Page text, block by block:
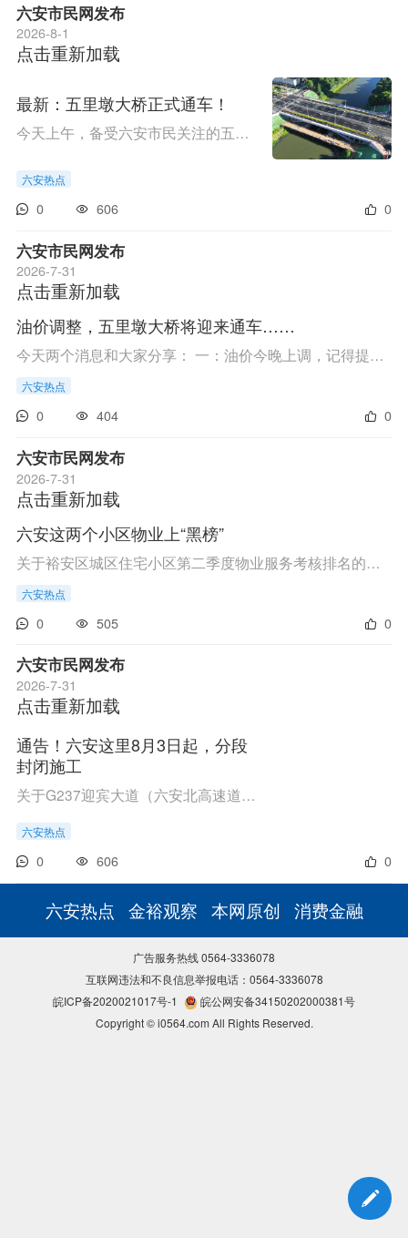
六安市民网发布
2026-8-1
点击重新加载
最新：五里墩大桥正式通车！
今天上午，备受六安市民关注的五里墩大桥重建工程顺利竣工通车。这座横跨淠河总干渠、串联城区东西的重要民生桥梁，以全新姿态投入使用，为市民出行带来极大便利。据悉，新建的五里墩大桥全长110米，桥面拓宽至51.5米，升级为双向八车道城市主干道。配套独立...
六安热点
0 606 0
六安市民网发布
2026-7-31
点击重新加载
油价调整，五里墩大桥将迎来通车……
今天两个消息和大家分享： 一：油价今晚上调，记得提前加油！ 根据国家成品油价格调整安排，2026年7月31日24时起，国内汽、柴油价格将迎来上调。调整后92号汽油7.92元/升，95号汽油8.47元/升，0号柴油7.67元/升。按一般家用汽车油箱50升容量估测，加满一箱9...
六安热点
0 404 0
六安市民网发布
2026-7-31
点击重新加载
六安这两个小区物业上“黑榜”
关于裕安区城区住宅小区第二季度物业服务考核排名的通报各物业服务企业：《裕安区住宅小区物业服务考核办法(暂行)》规定，在90分以上的A级小区，列入第二季度“红榜”;在60分以下的D级小区，列入第二季度“黑榜”。2026年6月，通过对裕安区住宅小区物业服务企...
六安热点
0 505 0
六安市民网发布
2026-7-31
点击重新加载
通告！六安这里8月3日起，分段
封闭施工
关于G237迎宾大道（六安北高速道口至平安路口）段分段封闭施工的通告因G237六安北高速道口至平安路口段路面修复养护工程项目建设，需要对G237迎宾大道六安北高速北侧道口至平安路口段分段封闭施工。为确保该工程安全、顺利施工，根据《中华人民共和国道路交通...
六安热点
0 606 0
六安热点 金裕观察 本网原创 消费金融
广告服务热线 0564-3336078
互联网违法和不良信息举报电话：0564-3336078
皖ICP备2020021017号-1
皖公网安备34150202000381号
Copyright © i0564.com All Rights Reserved.